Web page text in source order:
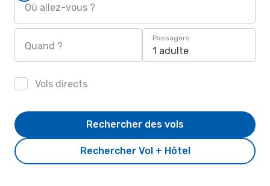
Où allez-vous ?
Quand ?
Passagers
1 adulte
Vols directs
Rechercher Vol + Hôtel
Rechercher des vols